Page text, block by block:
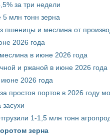
за три недели
5 млн тонн зерна
пшеницы и меслина от
2026 года
в июне 2026 года
и ржаной в июне 2026 года
2026 года
простоя портов в 2026 году
1-1,5 млн тонн
зерна